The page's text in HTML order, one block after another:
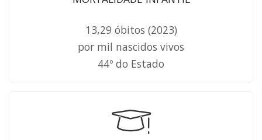
13,29 óbitos (2023)
por mil nascidos vivos
44º do Estado